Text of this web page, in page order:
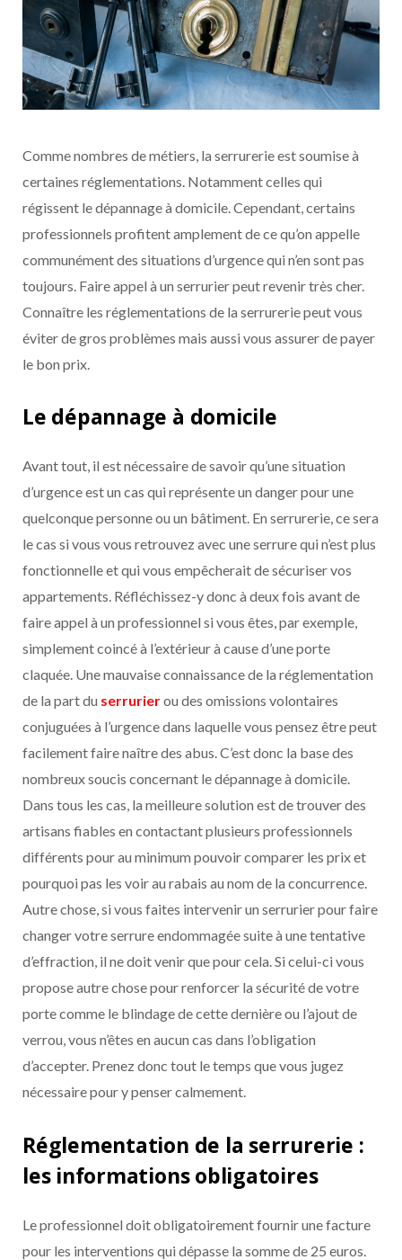
Comme nombres de métiers, la serrurerie est soumise à
certaines réglementations. Notamment celles qui
régissent le dépannage à domicile. Cependant, certains
professionnels profitent amplement de ce qu’on appelle
communément des situations d’urgence qui n’en sont pas
toujours. Faire appel à un serrurier peut revenir très cher.
Connaître les réglementations de la serrurerie peut vous
éviter de gros problèmes mais aussi vous assurer de payer
le bon prix.
Le dépannage à domicile
Avant tout, il est nécessaire de savoir qu’une situation
d’urgence est un cas qui représente un danger pour une
quelconque personne ou un bâtiment. En serrurerie, ce sera
le cas si vous vous retrouvez avec une serrure qui n’est plus
fonctionnelle et qui vous empêcherait de sécuriser vos
appartements. Réfléchissez-y donc à deux fois avant de
faire appel à un professionnel si vous êtes, par exemple,
simplement coincé à l’extérieur à cause d’une porte
claquée. Une mauvaise connaissance de la réglementation
de la part du serrurierou des omissions volontaires
conjuguées à l’urgence dans laquelle vous pensez être peut
facilement faire naître des abus. C’est donc la base des
nombreux soucis concernant le dépannage à domicile.
Dans tous les cas, la meilleure solution est de trouver des
artisans fiables en contactant plusieurs professionnels
différents pour au minimum pouvoir comparer les prix et
pourquoi pas les voir au rabais au nom de la concurrence.
Autre chose, si vous faites intervenir un serrurier pour faire
changer votre serrure endommagée suite à une tentative
d’effraction, il ne doit venir que pour cela. Si celui-ci vous
propose autre chose pour renforcer la sécurité de votre
porte comme le blindage de cette dernière ou l’ajout de
verrou, vous n’êtes en aucun cas dans l’obligation
d’accepter. Prenez donc tout le temps que vous jugez
nécessaire pour y penser calmement.
Réglementation de la serrurerie :
les informations obligatoires
Le professionnel doit obligatoirement fournir une facture
pour les interventions qui dépasse la somme de 25 euros.